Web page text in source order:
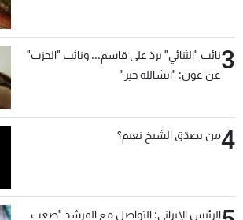
3نائب "الثنائي" يردّ على قاسم... ونائب "الحزب"
عن عون: "انشالله خير"
4من يصدّق الشيخ نعيم؟
الرئيس الإيراني: التواصل مع المرشد "صعب
سياسة الخصوصية